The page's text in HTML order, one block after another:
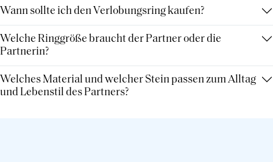
Wann sollte ich den Verlobungsring kaufen?
Welche Ringgröße braucht der Partner oder die
Partnerin?
Welches Material und welcher Stein passen zum Alltag
und Lebenstil des Partners?